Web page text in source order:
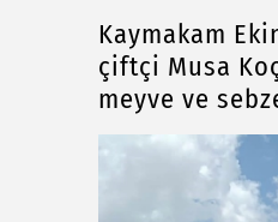
Kaymakam
çiftçi Musa
meyve ve